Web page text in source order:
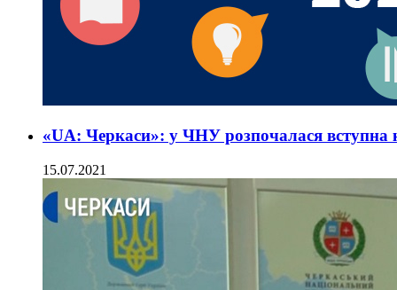
«UA: Черкаси»: у ЧНУ розпочалася вступна
15.07.2021